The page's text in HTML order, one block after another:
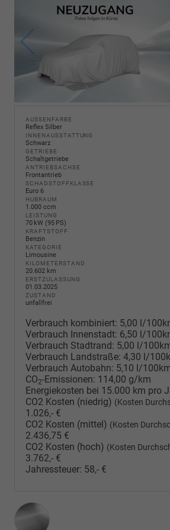
AUSSENFARBE
Reflex Silber
INNENAUSSTATTUNG
Schwarz
GETRIEBE
Schaltgetriebe
ANTRIEBSACHSE
Frontantrieb
SCHADSTOFFKLASSE
Euro 6
HUBRAUM
1.000 ccm
LEISTUNG
70 kW (95 PS)
KRAFTSTOFF
Benzin
KATEGORIE
Limousine
KILOMETERSTAND
20.602 km
ERSTZULASSUNG
01.03.2025
ZUSTAND
unfallfrei
Verbrauch kombiniert: 5,00 l/
Verbrauch Innenstadt: 6,50 l/
Verbrauch Stadtrand: 5,00 l/
Verbrauch Landstraße: 4,30 l/
Verbrauch Autobahn: 5,10 l/
CO2-Emissionen: 114,00 g/km
Energiekosten bei 15.000 km pro
CO2 Kosten (niedrig) (Kosten
1.026,- €
CO2 Kosten (mittel) (Kosten
2.436,75 €
CO2 Kosten (hoch) (Kosten
3.762,- €
Jahressteuer: 58,- €